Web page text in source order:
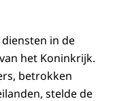
in de
het Koninkrijk.
betrokken
stelde de